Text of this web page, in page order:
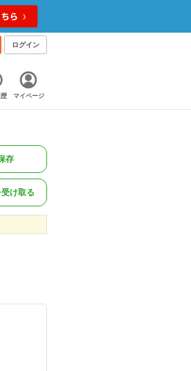
ログイン
歴 マイページ
存
け取る